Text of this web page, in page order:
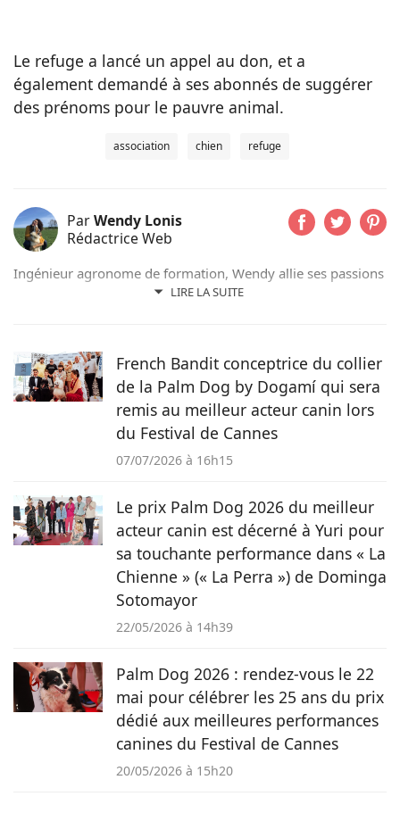
Le refuge a lancé un appel au don, et a
également demandé à ses abonnés de suggérer
des prénoms pour le pauvre animal.
association chien refuge
ParWendy Lonis
Rédactrice Web
LIRE LA SUITE
Ingénieur agronome de formation, Wendy allie ses passions
pour les mots et les animaux en écrivant pour Pets-dating.
australien, des poules et même des pigeons voyageurs !
French Bandit conceptrice du collier
de la Palm Dog by Dogamí qui sera
remis au meilleur acteur canin lors
du Festival de Cannes
07/07/2026 à 16h15
Le prix Palm Dog 2026 du meilleur
acteur canin est décerné à Yuri pour
sa touchante performance dans « La
Chienne » (« La Perra ») de Dominga
Sotomayor
22/05/2026 à 14h39
Palm Dog 2026 : rendez-vous le 22
mai pour célébrer les 25 ans du prix
dédié aux meilleures performances
canines du Festival de Cannes
20/05/2026 à 15h20